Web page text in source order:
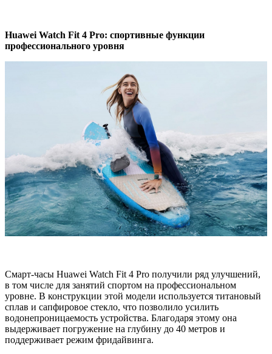
Huawei Watch Fit 4 Pro: спортивные функции
профессионального уровня
Смарт-часы Huawei Watch Fit 4 Pro получили ряд улучшений,
в том числе для занятий спортом на профессиональном
уровне. В конструкции этой модели используется титановый
сплав и сапфировое стекло, что позволило усилить
водонепроницаемость устройства. Благодаря этому она
выдерживает погружение на глубину до 40 метров и
поддерживает режим фридайвинга.